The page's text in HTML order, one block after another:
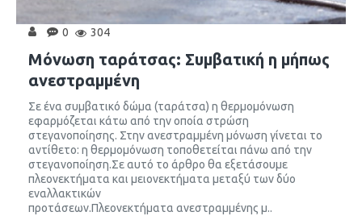
0 304
Μόνωση ταράτσας: Συμβατική η μήπως
ανεστραμμένη
Σε ένα συμβατικό δώμα (ταράτσα) η θερμομόνωση
εφαρμόζεται κάτω από την οποία στρώση
στεγανοποίησης. Στην ανεστραμμένη μόνωση γίνεται το
αντίθετο: η θερμομόνωση τοποθετείται πάνω από την
στεγανοποίηση.Σε αυτό το άρθρο θα εξετάσουμε
πλεονεκτήματα και μειονεκτήματα μεταξύ των δύο
εναλλακτικών
προτάσεων.Πλεονεκτήματα ανεστραμμένης μ..